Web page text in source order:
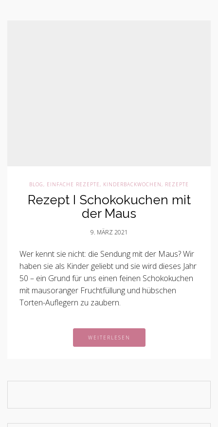
BLOG, EINFACHE REZEPTE, KINDERBACKWOCHEN, REZEPTE
Rezept I Schokokuchen mit
der Maus
9. MÄRZ 2021
Wer kennt sie nicht: die Sendung mit der Maus? Wir
haben sie als Kinder geliebt und sie wird dieses Jahr
50 – ein Grund für uns einen feinen Schokokuchen
mit mausoranger Fruchtfüllung und hübschen
Torten-Auflegern zu zaubern.
WEITERLESEN